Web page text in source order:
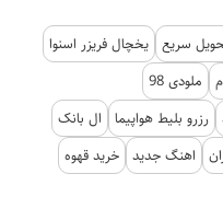
سریع یخچال فریزر اسنوا
ملودی 98
رزرو بلیط هواپیما
ال بانک
اهنگ جدید خرید قهوه